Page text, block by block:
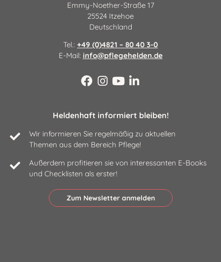
Emmy-Noether-Straße 17
25524 Itzehoe
Deutschland
Tel.: +49 (0)4821 – 80 40 3-0
E-Mail: info@pflegehelden.de
Heldenhaft informiert bleiben!
Wir informieren Sie regelmäßig zu aktuellen
Themen aus dem Bereich Pflege!
Außerdem profitieren sie von interessanten E-Books
und Checklisten als erster!
Zum Newsletter anmelden